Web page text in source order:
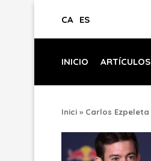
CA ES
INICIO ARTÍCULOS
Inici » Carlos Ezpeleta